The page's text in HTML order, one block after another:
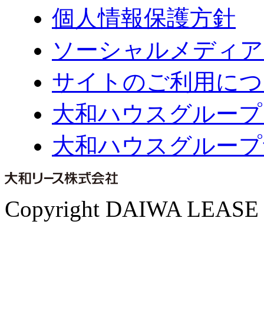
個人情報保護方針
ソーシャルメディ
サイトのご利用に
大和ハウスグルー
大和ハウスグルー
Copyright DAIWA